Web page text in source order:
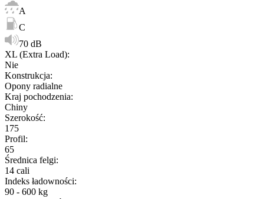
A
C
70 dB
XL (Extra Load):
Nie
Konstrukcja:
Opony radialne
Kraj pochodzenia:
Chiny
Szerokość:
175
Profil:
65
Średnica felgi:
14 cali
Indeks ładowności:
90 - 600 kg